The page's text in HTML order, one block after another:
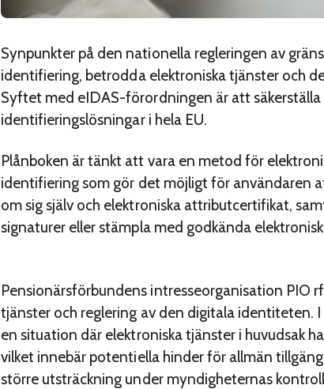
Synpunkter på den nationella regleringen av
identifiering, betrodda elektroniska tjänster och
Syftet med eIDAS-förordningen är att
identifieringslösningar i hela EU.
Plånboken är tänkt att vara en metod för
identifiering som gör det möjligt för användaren
om sig själv och elektroniska attributcertifikat,
signaturer eller stämpla med godkända
Pensionärsförbundens intresseorganisation PIO
tjänster och reglering av den digitala identiteten.
en situation där elektroniska tjänster i huvudsak
vilket innebär potentiella hinder för allmän
större utsträckning under myndigheternas